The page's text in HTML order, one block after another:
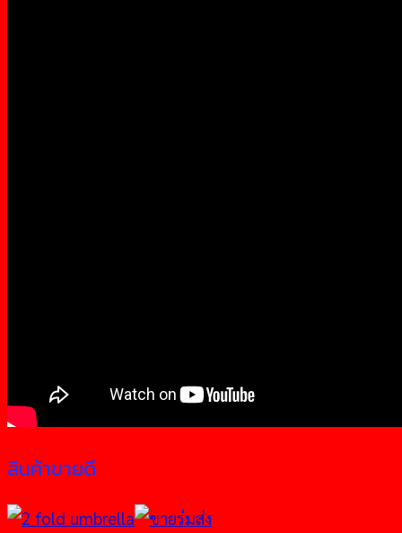
สินค้าขายดี